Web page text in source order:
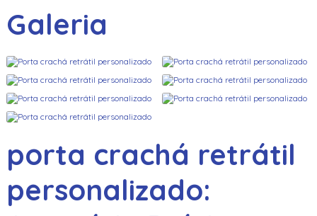
Galeria
porta crachá retrátil
personalizado: